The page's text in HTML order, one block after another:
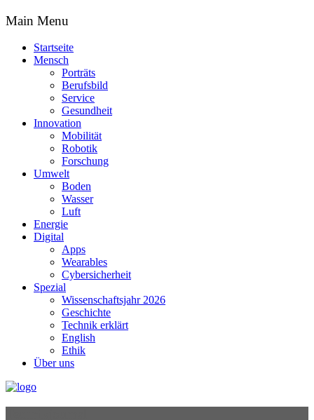
Main Menu
Startseite
Mensch
Porträts
Berufsbild
Service
Gesundheit
Innovation
Mobilität
Robotik
Forschung
Umwelt
Boden
Wasser
Luft
Energie
Digital
Apps
Wearables
Cybersicherheit
Spezial
Wissenschaftsjahr 2026
Geschichte
Technik erklärt
English
Ethik
Über uns